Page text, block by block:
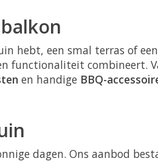
hebt, een smal terras of
functionaliteit combineert.
en handige BBQ-
dagen. Ons aanbod